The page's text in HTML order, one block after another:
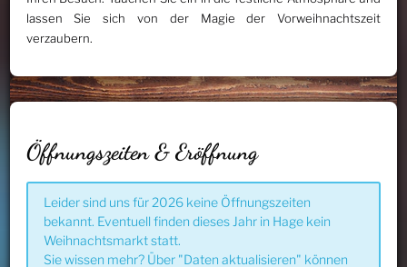
lassen Sie sich von der Magie der Vorweihnachtszeit
verzaubern.
Öffnungszeiten & Eröffnung
Leider sind uns für 2026 keine Öffnungszeiten
bekannt. Eventuell finden dieses Jahr in Hage kein
Weihnachtsmarkt statt.
Sie wissen mehr? Über "Daten aktualisieren" können